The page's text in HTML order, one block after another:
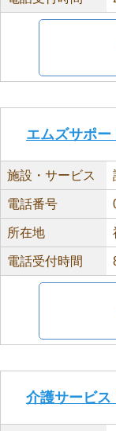
エムズサポー
施設・サービス
電話番号
所在地
電話受付時間
介護サービス